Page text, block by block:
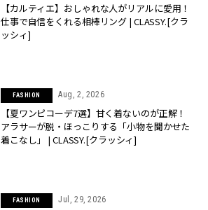
【カルティエ】おしゃれな人がリアルに愛用！
仕事で自信をくれる相棒リング | CLASSY.[クラ
ッシィ]
FASHION Aug, 2, 2026
【夏ワンピコーデ7選】甘く着ないのが正解！
アラサーが脱・ほっこりする「小物を聞かせた
着こなし」 | CLASSY.[クラッシィ]
FASHION Jul, 29, 2026